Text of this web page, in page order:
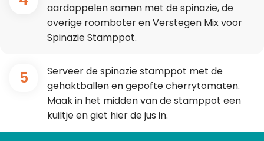
aardappelen samen met de spinazie, de
overige roomboter en Verstegen Mix voor
Spinazie Stamppot.
5
Serveer de spinazie stamppot met de
gehaktballen en gepofte cherrytomaten.
Maak in het midden van de stamppot een
kuiltje en giet hier de jus in.